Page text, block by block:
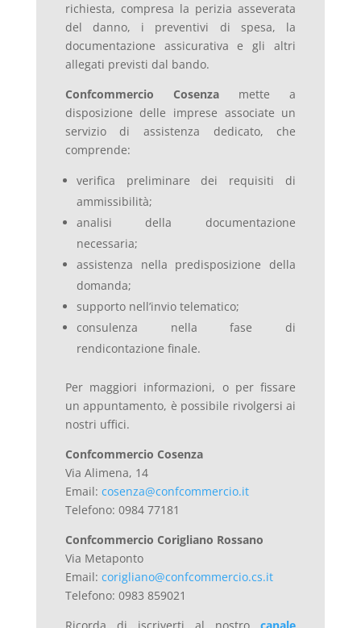
richiesta, compresa la perizia asseverata
del danno, i preventivi di spesa, la
documentazione assicurativa e gli altri
allegati previsti dal bando.
Confcommercio Cosenzamette a
disposizione delle imprese associate un
servizio di assistenza dedicato, che
comprende:
verifica preliminare dei requisiti di
ammissibilità;
analisi della documentazione
necessaria;
assistenza nella predisposizione della
domanda;
supporto nell’invio telematico;
consulenza nella fase di
rendicontazione finale.
Per maggiori informazioni, o per fissare
un appuntamento, è possibile rivolgersi ai
nostri uffici.
Confcommercio Cosenza
Via Alimena, 14
Email: cosenza@confcommercio.it
Telefono: 0984 77181
Confcommercio Corigliano Rossano
Via Metaponto
Email: corigliano@confcommercio.cs.it
Telefono: 0983 859021